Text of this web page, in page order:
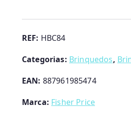
Meu
Primeiro
Fisher-
REF: HBC84
Categorias: Brinquedos,
EAN: 887961985474
Marca: Fisher Price